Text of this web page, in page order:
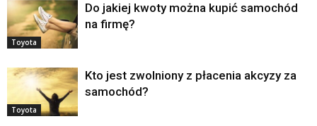
Toyota
Do jakiej kwoty można kupić samochód
na firmę?
Toyota
Kto jest zwolniony z płacenia akcyzy za
samochód?